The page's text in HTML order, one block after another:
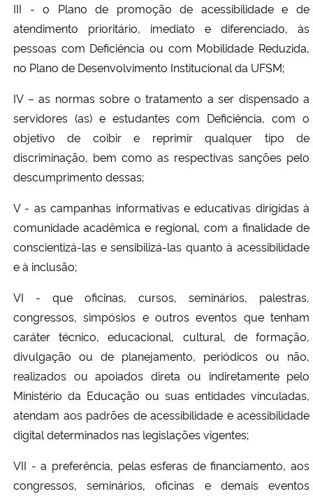
III - o Plano de promoção de acessibilidade e de
atendimento prioritário, imediato e diferenciado, às
pessoas com Deficiência ou com Mobilidade Reduzida,
no Plano de Desenvolvimento Institucional da UFSM;
IV – as normas sobre o tratamento a ser dispensado a
servidores (as) e estudantes com Deficiência, com o
objetivo de coibir e reprimir qualquer tipo de
discriminação, bem como as respectivas sanções pelo
descumprimento dessas;
V - as campanhas informativas e educativas dirigidas à
comunidade acadêmica e regional, com a finalidade de
conscientizá-las e sensibilizá-las quanto à acessibilidade
e à inclusão;
VI - que oficinas, cursos, seminários, palestras,
congressos, simpósios e outros eventos que tenham
caráter técnico, educacional, cultural, de formação,
divulgação ou de planejamento, periódicos ou não,
realizados ou apoiados direta ou indiretamente pelo
Ministério da Educação ou suas entidades vinculadas,
atendam aos padrões de acessibilidade e acessibilidade
digital determinados nas legislações vigentes;
VII - a preferência, pelas esferas de financiamento, aos
congressos, seminários, oficinas e demais eventos